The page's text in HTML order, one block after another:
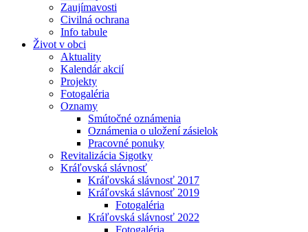
Zaujímavosti
Civilná ochrana
Info tabule
Život v obci
Aktuality
Kalendár akcií
Projekty
Fotogaléria
Oznamy
Smútočné oznámenia
Oznámenia o uložení zásielok
Pracovné ponuky
Revitalizácia Sigotky
Kráľovská slávnosť
Kráľovská slávnosť 2017
Kráľovská slávnosť 2019
Fotogaléria
Kráľovská slávnosť 2022